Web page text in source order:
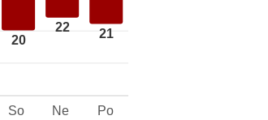
20
22 21
So Ne Po